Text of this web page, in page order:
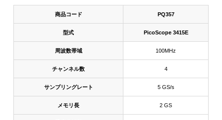
商品コード PQ357
型式 PicoScope 3415E
周波数帯域 100MHz
チャンネル数 4
サンプリングレート 5 GS/s
メモリ長 2 GS